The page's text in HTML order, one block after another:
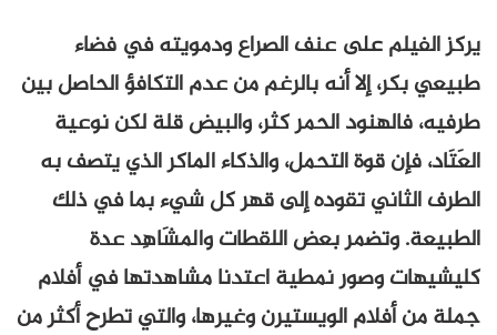
يركز الفيلم على عنف الصراع ودمويته في فضاء
طبيعي بكر، إلا أنه بالرغم من عدم التكافؤ الحاصل بين
طرفيه، فالهنود الحمر كثر، والبيض قلة لكن نوعية
العَتَاد، فإن قوة التحمل، والذكاء الماكر الذي يتصف به
الطرف الثاني تقوده إلى قهر كل شيء بما في ذلك
الطبيعة. وتضمر بعض اللقطات والمشَاهِد عدة
كليشيهات وصور نمطية اعتدنا مشاهدتها في أفلام
جملة من أفلام الويستيرن وغيرها، والتي تطرح أكثر من